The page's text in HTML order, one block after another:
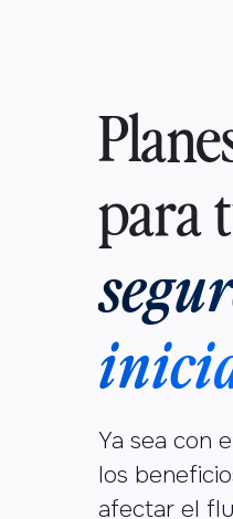
para
Ya sea con
los
afectar el